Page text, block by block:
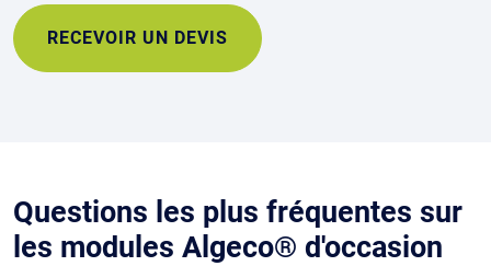
RECEVOIR UN DEVIS
Questions les plus fréquentes sur
les modules Algeco® d'occasion